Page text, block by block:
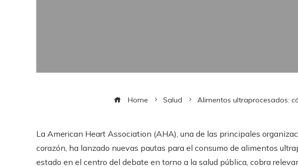
Home Salud Alimentos ultraprocesados:
La American Heart Association (AHA), una de las principales
corazón, ha lanzado nuevas pautas para el consumo de alimentos
estado en el centro del debate en torno a la salud pública, cobra